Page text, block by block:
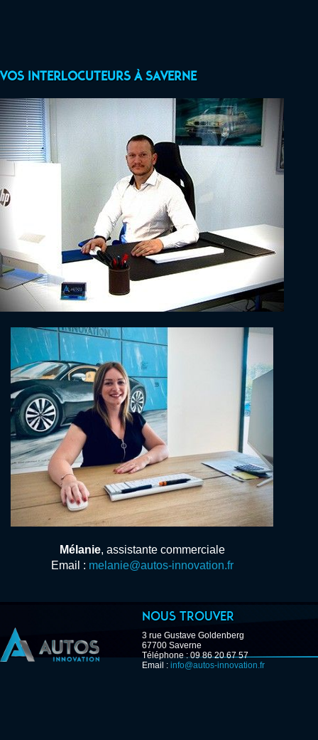
Vos interlocuteurs à Saverne
Mélanie, assistante commerciale
Email : melanie@autos-innovation.fr
Nous trouver
3 rue Gustave Goldenberg
67700 Saverne
Téléphone : 09 86 20 67 57
Email : info@autos-innovation.fr